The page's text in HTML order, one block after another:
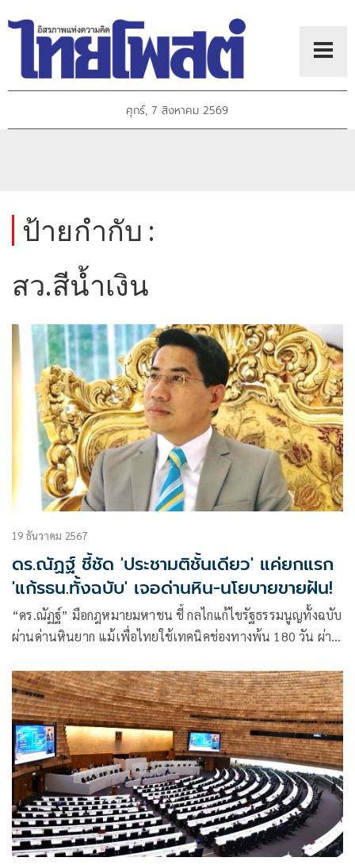
ศุกร์, 7 สิงหาคม 2569
ป้ายกำกับ :
สว.สีน้ำเงิน
19 ธันวาคม 2567
ดร.ณัฏฐ์ ชี้ชัด 'ประชามติชั้นเดียว' แค่ยกแรก
'แก้รธน.ทั้งฉบับ' เจอด่านหิน-นโยบายขายฝัน!
“ดร.ณัฏฐ์” มือกฎหมายมหาชน ชี้ กลไกแก้ไขรัฐธรรมนูญทั้งฉบับ
ผ่านด่านหินยาก แม้เพื่อไทยใช้เทคนิคช่องทางพ้น 180 วัน ผ่าน